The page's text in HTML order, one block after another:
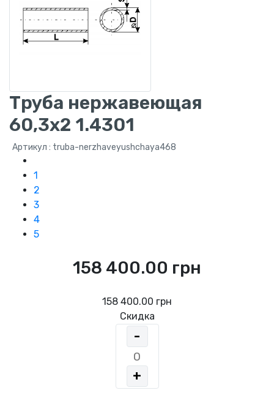
Труба нержавеющая
60,3x2 1.4301
Артикул : truba-nerzhaveyushchaya468
1
2
3
4
5
158 400.00 грн
158 400.00 грн
Скидка
-
+